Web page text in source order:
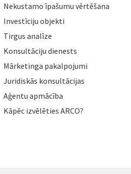
Nekustamo īpašumu vērtēšana
Investīciju objekti
Tirgus analīze
Konsultāciju dienests
Mārketinga pakalpojumi
Juridiskās konsultācijas
Aģentu apmācība
Kāpēc izvēlēties ARCO?